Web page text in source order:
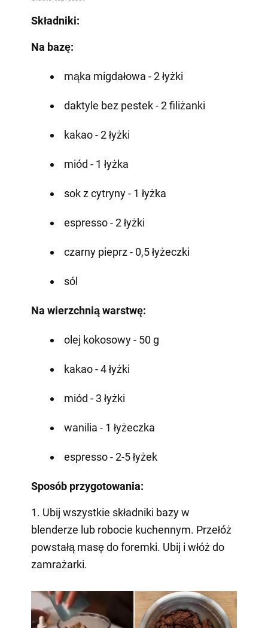
Składniki:
Na bazę:
mąka migdałowa - 2 łyżki
daktyle bez pestek - 2 filiżanki
kakao - 2 łyżki
miód - 1 łyżka
sok z cytryny - 1 łyżka
espresso - 2 łyżki
czarny pieprz - 0,5 łyżeczki
sól
Na wierzchnią warstwę:
olej kokosowy - 50 g
kakao - 4 łyżki
miód - 3 łyżki
wanilia - 1 łyżeczka
espresso - 2-5 łyżek
Sposób przygotowania:
1. Ubij wszystkie składniki bazy w
blenderze lub robocie kuchennym. Przełóż
powstałą masę do foremki. Ubij i włóż do
zamrażarki.